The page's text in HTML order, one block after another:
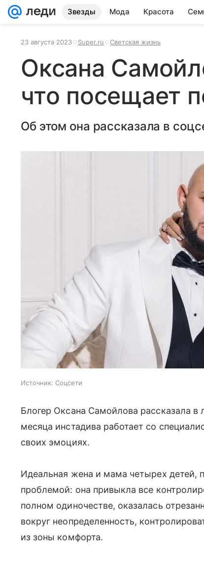
Звезды Мода Красота
23 августа 2023 Super.ru Светская жизнь
Оксана
что посещает
Об этом она рассказала в
Источник: Соцсети
Блогер Оксана Самойлова рассказала в
месяца инстадива работает со
своих эмоциях.
Идеальная жена и мама четырех детей,
проблемой: она привыкла все
полном одиночестве, оказалась
вокруг неопределенность,
из зоны комфорта.